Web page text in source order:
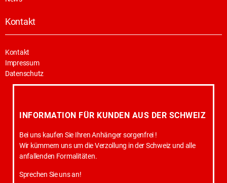
Kontakt
Kontakt
Impressum
Datenschutz
INFORMATION FÜR KUNDEN AUS DER SCHWEIZ
Bei uns kaufen Sie Ihren Anhänger sorgenfrei !
Wir kümmern uns um die Verzollung in der Schweiz und alle
anfallenden Formalitäten.
Sprechen Sie uns an!